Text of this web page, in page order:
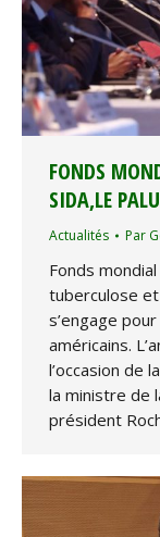
FONDS
SIDA,LE
Actualités Par
Fonds
tuberculose et
s’engage
américains.
l’occasion de
la ministre de
président